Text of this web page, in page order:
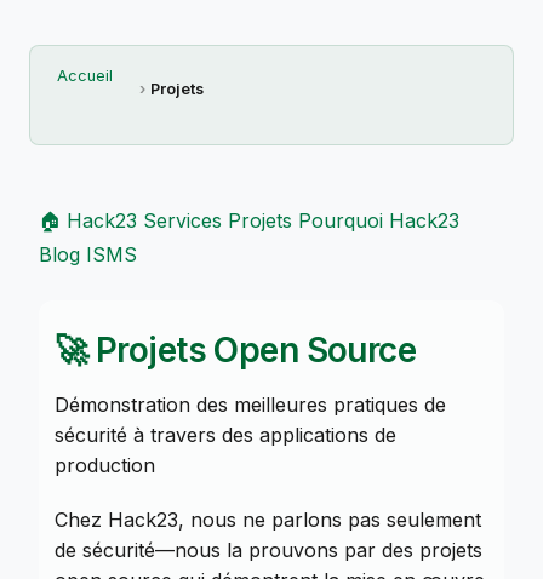
Accueil
Projets
🏠 Hack23 Services Projets Pourquoi Hack23
Blog ISMS
🚀 Projets Open Source
Démonstration des meilleures pratiques de
sécurité à travers des applications de
production
Chez Hack23, nous ne parlons pas seulement
de sécurité—nous la prouvons par des projets